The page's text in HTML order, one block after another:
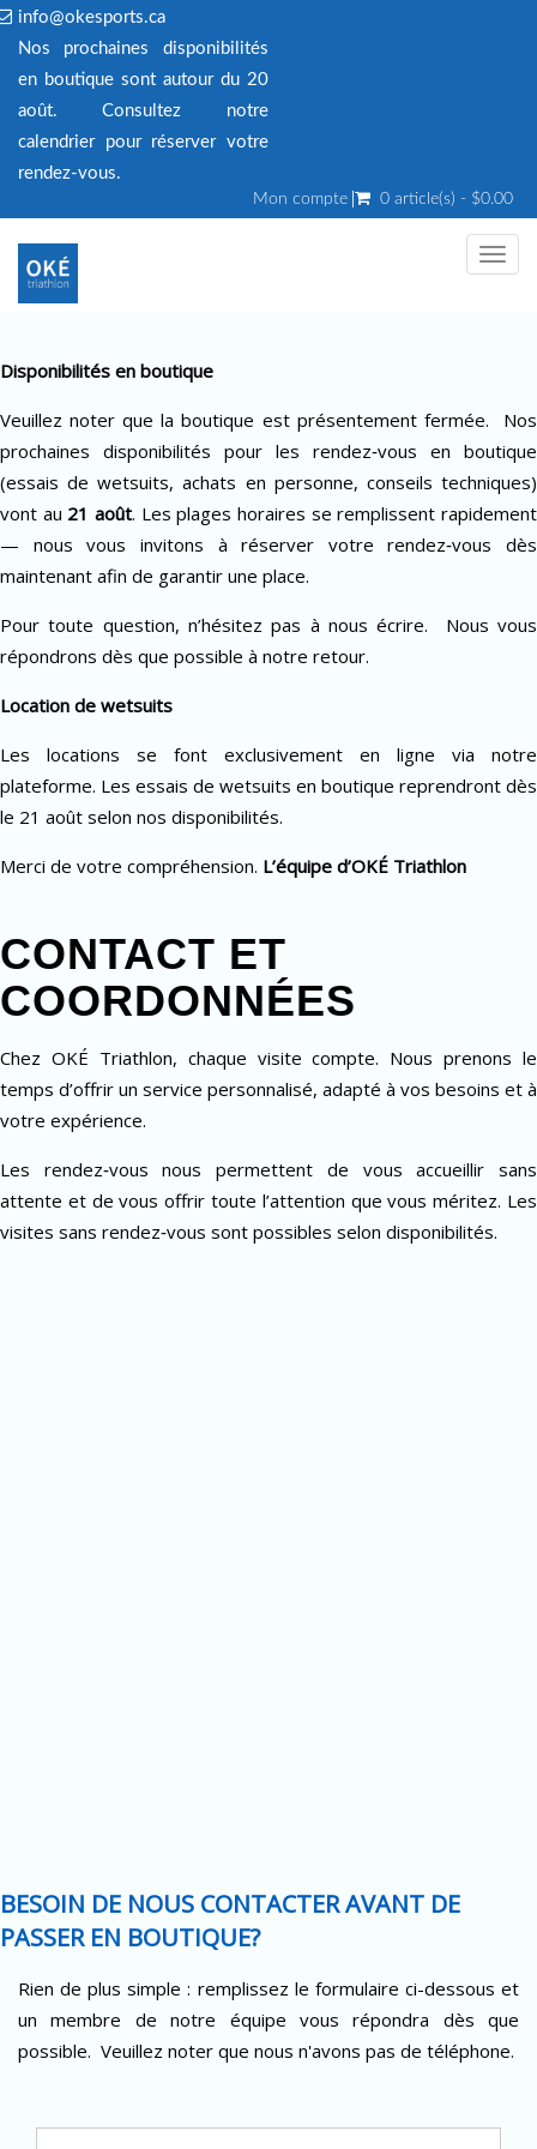
info@okesports.ca
Nos prochaines disponibilités
en boutique sont autour du 20
août. Consultez notre
calendrier pour réserver votre
rendez‑vous.
Mon compte 0 article(s) - $0.00
Disponibilités en boutique
Veuillez noter que la boutique est présentement fermée. Nos
prochaines disponibilités pour les rendez‑vous en boutique
(essais de wetsuits, achats en personne, conseils techniques)
vont au 21 août. Les plages horaires se remplissent rapidement
— nous vous invitons à réserver votre rendez‑vous dès
maintenant afin de garantir une place.
Pour toute question, n’hésitez pas à nous écrire. Nous vous
répondrons dès que possible à notre retour.
Location de wetsuits
Les locations se font exclusivement en ligne via notre
plateforme. Les essais de wetsuits en boutique reprendront dès
le 21 août selon nos disponibilités.
Merci de votre compréhension. L’équipe d’OKÉ Triathlon
CONTACT ET
COORDONNÉES
Chez OKÉ Triathlon, chaque visite compte. Nous prenons le
temps d’offrir un service personnalisé, adapté à vos besoins et à
votre expérience.
Les rendez‑vous nous permettent de vous accueillir sans
attente et de vous offrir toute l’attention que vous méritez. Les
visites sans rendez‑vous sont possibles selon disponibilités.
BESOIN DE NOUS CONTACTER AVANT DE
PASSER EN BOUTIQUE?
Rien de plus simple : remplissez le formulaire ci-dessous et
un membre de notre équipe vous répondra dès que
possible. Veuillez noter que nous n'avons pas de téléphone.